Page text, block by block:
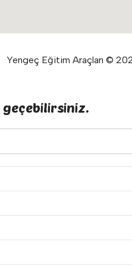
Yengeç Eğitim Araçları ©
geçebilirsiniz.